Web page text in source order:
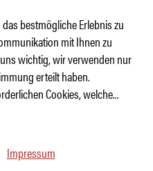
bestmögliche Erlebnis zu
mit Ihnen zu
wichtig, wir verwenden nur
erteilt haben.
Cookies, welche...
Impressum